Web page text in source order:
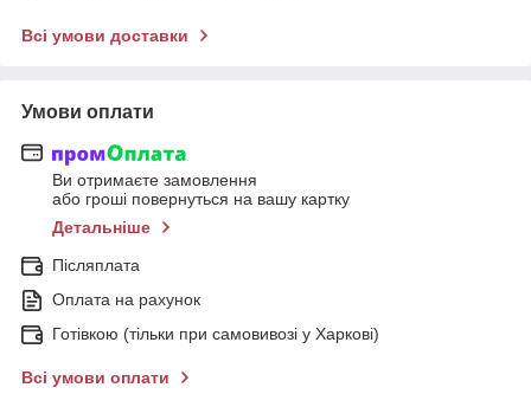
Всі умови доставки
Умови оплати
Ви отримаєте замовлення
або гроші повернуться на вашу картку
Детальніше
Післяплата
Оплата на рахунок
Готівкою (тільки при самовивозі у Харкові)
Всі умови оплати